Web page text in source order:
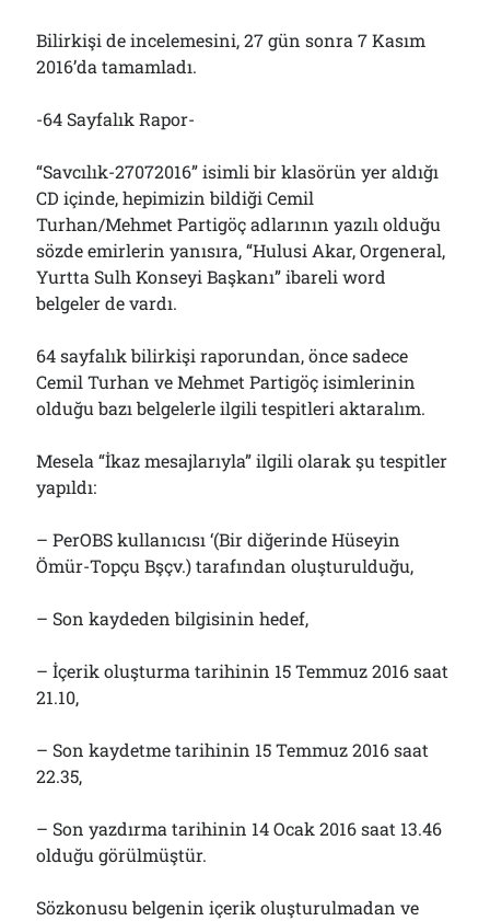
Bilirkişi de incelemesini, 27 gün sonra 7 Kasım
2016’da tamamladı.
-64 Sayfalık Rapor-
“Savcılık-27072016” isimli bir klasörün yer aldığı
CD içinde, hepimizin bildiği Cemil
Turhan/Mehmet Partigöç adlarının yazılı olduğu
sözde emirlerin yanısıra, “Hulusi Akar, Orgeneral,
Yurtta Sulh Konseyi Başkanı” ibareli word
belgeler de vardı.
64 sayfalık bilirkişi raporundan, önce sadece
Cemil Turhan ve Mehmet Partigöç isimlerinin
olduğu bazı belgelerle ilgili tespitleri aktaralım.
Mesela “İkaz mesajlarıyla” ilgili olarak şu tespitler
yapıldı:
– PerOBS kullanıcısı ‘(Bir diğerinde Hüseyin
Ömür-Topçu Bşçv.) tarafından oluşturulduğu,
– Son kaydeden bilgisinin hedef,
– İçerik oluşturma tarihinin 15 Temmuz 2016 saat
21.10,
– Son kaydetme tarihinin 15 Temmuz 2016 saat
22.35,
– Son yazdırma tarihinin 14 Ocak 2016 saat 13.46
olduğu görülmüştür.
Sözkonusu belgenin içerik oluşturulmadan ve